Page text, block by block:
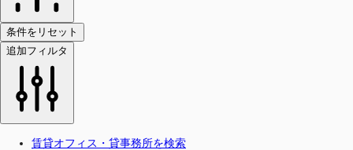
条件をリセット
追加フィルタ
賃貸オフィス・貸事務所を検索